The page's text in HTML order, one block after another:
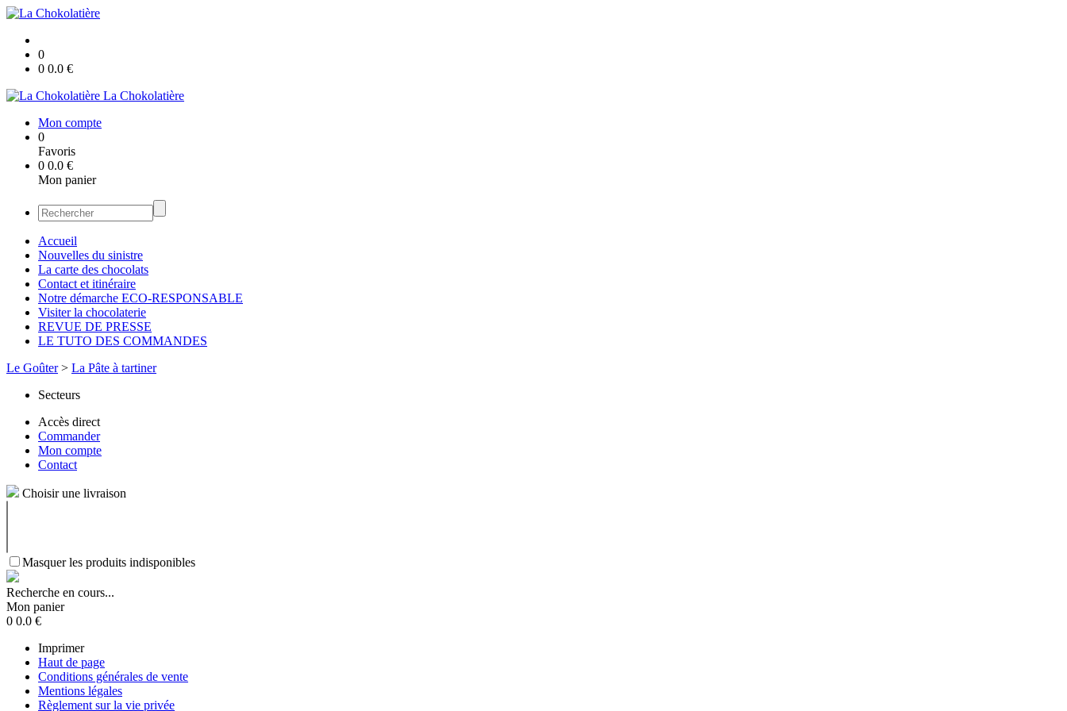
0
0 0.0 €
La Chokolatière
Mon compte
0
Favoris
0 0.0 €
Mon panier
Accueil
Nouvelles du sinistre
La carte des chocolats
Contact et itinéraire
Notre démarche ECO-RESPONSABLE
Visiter la chocolaterie
REVUE DE PRESSE
LE TUTO DES COMMANDES
Le Goûter> La Pâte à tartiner
Secteurs
Accès direct
Commander
Mon compte
Contact
Choisir une livraison
Masquer les produits indisponibles
Recherche en cours...
Mon panier
0 0.0 €
Imprimer
Haut de page
Conditions générales de vente
Mentions légales
Règlement sur la vie privée